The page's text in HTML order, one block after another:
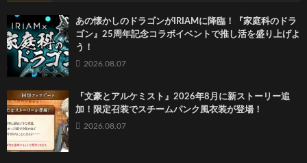
あの懐かしのドラゴンがIRIAMに降臨！『家庭科のドラ
ゴン』25周年記念コラボイベントで推し活を盛り上げよ
う！
2026.08.07
『文豪とアルケミスト』2026年8月に新ストーリー追
加！限定召装でスチームパンク風衣装が登場！
2026.08.07